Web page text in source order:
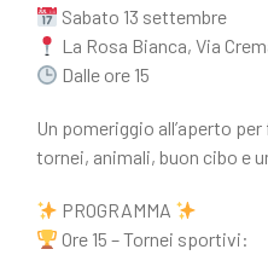
Sabato 13 settembre
La Rosa Bianca, Via
Dalle ore 15
Un pomeriggio all’aperto
tornei, animali, buon cibo e
PROGRAMMA
Ore 15 – Tornei sportivi: